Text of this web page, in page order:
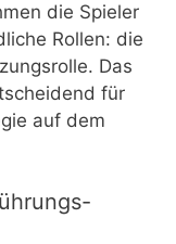
die Spieler
Rollen: die
Das
für
auf dem